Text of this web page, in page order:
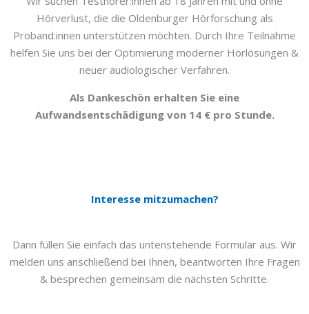
Hörverlust, die die Oldenburger Hörforschung als
Proband:innen unterstützen möchten. Durch Ihre Teilnahme
helfen Sie uns bei der Optimierung moderner Hörlösungen &
neuer audiologischer Verfahren.
Als Dankeschön erhalten Sie eine
Aufwandsentschädigung von 14 € pro Stunde.
Interesse mitzumachen?
Dann füllen Sie einfach das untenstehende Formular aus. Wir
melden uns anschließend bei Ihnen, beantworten Ihre Fragen
& besprechen gemeinsam die nächsten Schritte.